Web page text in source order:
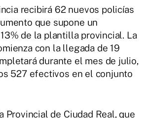
recibirá 62 nuevos policías
que supone un
de la plantilla provincial. La
con la llegada de 19
durante el mes de julio,
527 efectivos en el conjunto
Provincial de Ciudad Real, que